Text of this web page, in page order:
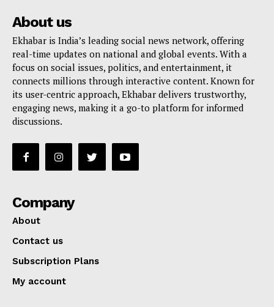
About us
Ekhabar is India’s leading social news network, offering
real-time updates on national and global events. With a
focus on social issues, politics, and entertainment, it
connects millions through interactive content. Known for
its user-centric approach, Ekhabar delivers trustworthy,
engaging news, making it a go-to platform for informed
discussions.
Company
About
Contact us
Subscription Plans
My account